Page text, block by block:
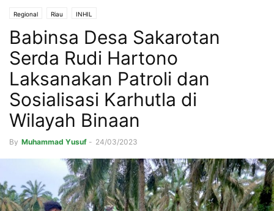
Regional Riau INHIL
Babinsa Desa Sakarotan
Serda Rudi Hartono
Laksanakan Patroli dan
Sosialisasi Karhutla di
Wilayah Binaan
By Muhammad Yusuf - 24/03/2023